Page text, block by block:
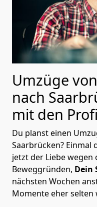
Umzüge
nach
mit den
Du planst einen
Saarbrücken? Einmal
jetzt der Liebe
Beweggründen, Dein
nächsten Wochen
Momente eher selten